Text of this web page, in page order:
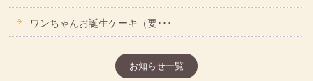
ワンちゃんお誕生ケーキ（要･･･
お知らせ一覧